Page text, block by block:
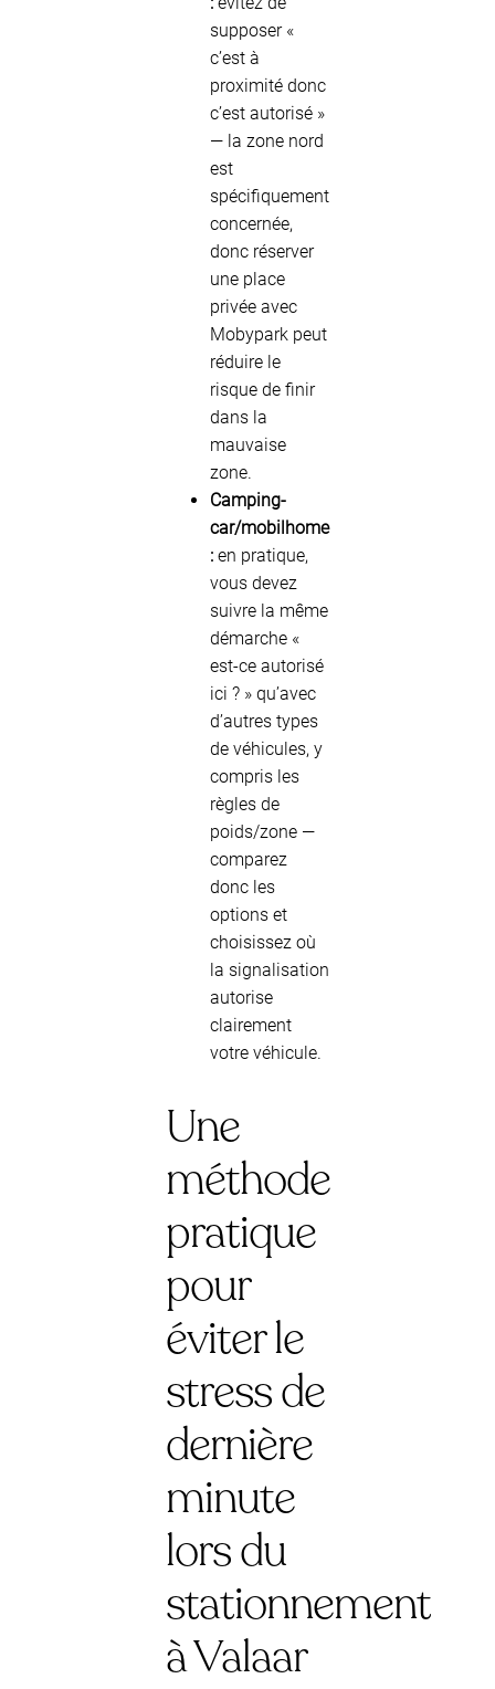
supposer «
c’est à
proximité donc
c’est autorisé »
— la zone nord
est
spécifiquement
concernée,
donc réserver
une place
privée avec
Mobypark peut
réduire le
risque de finir
dans la
mauvaise
zone.
Camping-
car/mobilhome
: en pratique,
vous devez
suivre la même
démarche «
est-ce autorisé
ici ? » qu’avec
d’autres types
de véhicules, y
compris les
règles de
poids/zone —
comparez
donc les
options et
choisissez où
la signalisation
autorise
clairement
votre véhicule.
Une
méthode
pratique
pour
éviter le
stress de
dernière
minute
lors du
stationnement
à Valaar